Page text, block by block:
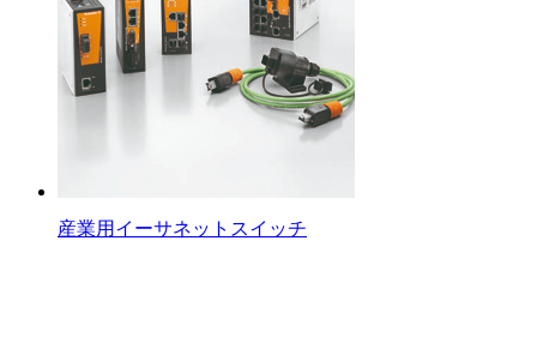
産業用イーサネットスイッチ